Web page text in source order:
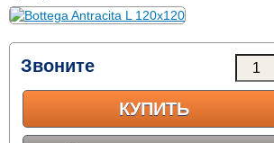
Звоните
КУПИТЬ